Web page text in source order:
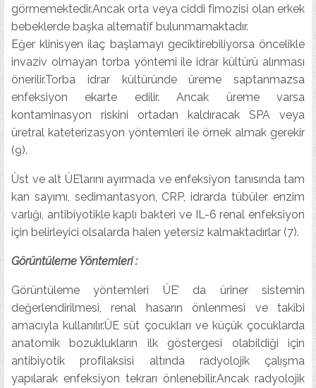
görmemektedir.Ancak orta veya ciddi fimozisi olan erkek
bebeklerde başka alternatif bulunmamaktadır.
Eğer klinisyen ilaç başlamayı geciktirebiliyorsa öncelikle
invaziv olmayan torba yöntemi ile idrar kültürü alınması
önerilir.Torba idrar kültüründe üreme saptanmazsa
enfeksiyon ekarte edilir. Ancak üreme varsa
kontaminasyon riskini ortadan kaldıracak SPA veya
üretral kateterizasyon yöntemleri ile örnek almak gerekir
(9).
Üst ve alt ÜE’larını ayırmada ve enfeksiyon tanısında tam
kan sayımı, sedimantasyon, CRP, idrarda tübüler enzim
varlığı, antibiyotikle kaplı bakteri ve IL-6 renal enfeksiyon
için belirleyici olsalarda halen yetersiz kalmaktadırlar (7).
Görüntüleme Yöntemleri :
Görüntüleme yöntemleri ÜE’ da üriner sistemin
değerlendirilmesi, renal hasarın önlenmesi ve takibi
amacıyla kullanılır.ÜE süt çocukları ve küçük çocuklarda
anatomik bozuklukların ilk göstergesi olabildiği için
antibiyotik profilaksisi altında radyolojik çalışma
yapılarak enfeksiyon tekrarı önlenebilir.Ancak radyolojik